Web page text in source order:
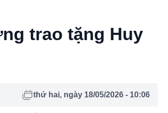
trao tặng Huy
thứ hai, ngày 18/05/2026 - 10:06